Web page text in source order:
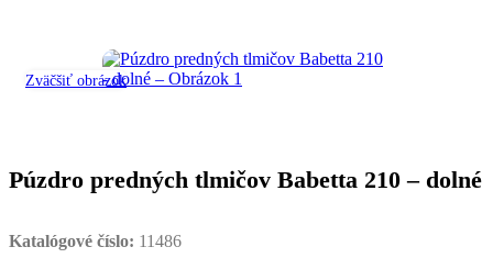
Zväčšiť obrázok
Púzdro predných tlmičov Babetta 210 – dolné
Katalógové číslo: 11486